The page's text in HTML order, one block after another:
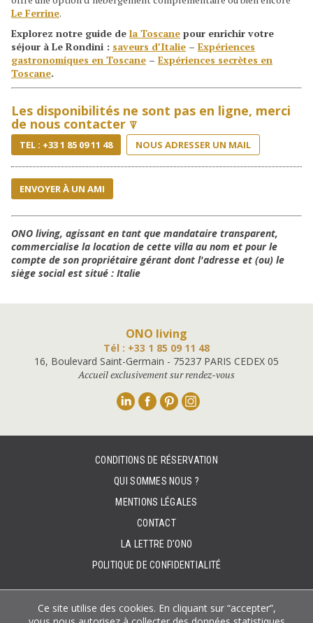
Le Ferrine.
Explorez notre guide de la Toscane pour enrichir votre
séjour à Le Rondini : saveurs d’Italie – Expériences
gastronomiques en Toscane – Expériences secrètes en
Toscane.
Les disponibilités ne sont pas en ligne, merci
de nous contacter ⍒
TEL : +33 1 85 09 11 48 NOUS ADRESSER UN MAIL
ENVOYER À UN AMI
ONO living, agissant en tant que mandataire transparent,
commercialise la location de cette villa au nom et pour le
compte de son propriétaire gérant dont l'adresse et (ou) le
siège social est situé : Italie
ONO living
Tél : +33 1 85 09 11 48
16, Boulevard Saint-Germain - 75237 PARIS CEDEX 05
Accueil exclusivement sur rendez-vous
Linkedin
CONDITIONS DE RÉSERVATION
QUI SOMMES NOUS ?
MENTIONS LÉGALES
CONTACT
LA LETTRE D’ONO
POLITIQUE DE CONFIDENTIALITÉ
Ce site utilise des cookies. En cliquant sur “accepter”,